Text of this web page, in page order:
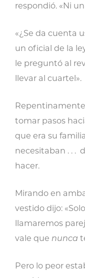
respondió. «Ni
«¿Se da cuenta
un oficial de la
le preguntó al
llevar al cuartel».
tomar pasos
que era su
necesitaban . . .
hacer.
Mirando en
vestido dijo:
llamaremos
vale que nunca
Pero lo peor